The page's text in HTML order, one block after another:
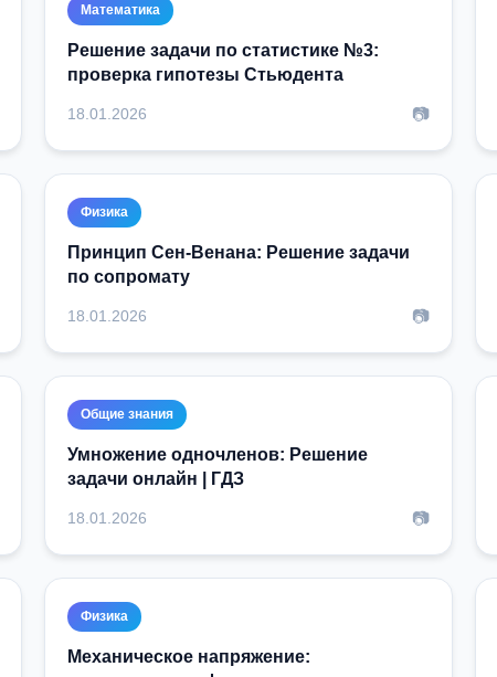
Математика
Решение задачи по статистике №3:
проверка гипотезы Стьюдента
18.01.2026 📷
Физика
Принцип Сен-Венана: Решение задачи
по сопромату
18.01.2026 📷
Общие знания
Умножение одночленов: Решение
задачи онлайн | ГДЗ
18.01.2026 📷
Физика
Механическое напряжение: